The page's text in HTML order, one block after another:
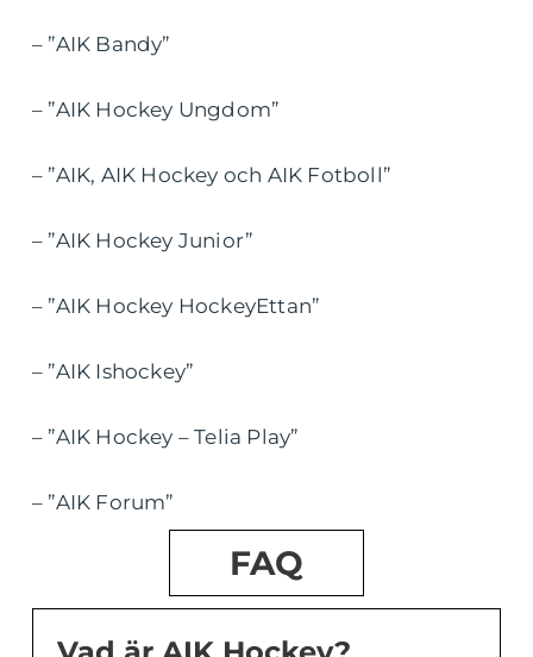
– ”AIK Bandy”
– ”AIK Hockey Ungdom”
– ”AIK, AIK Hockey och AIK Fotboll”
– ”AIK Hockey Junior”
– ”AIK Hockey HockeyEttan”
– ”AIK Ishockey”
– ”AIK Hockey – Telia Play”
– ”AIK Forum”
FAQ